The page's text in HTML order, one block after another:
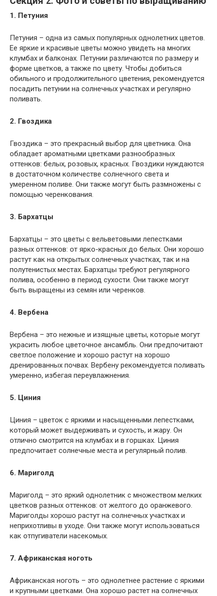
1. Петуния
Петуния – одна из самых популярных однолетних цветов.
Ее яркие и красивые цветы можно увидеть на многих
клумбах и балконах. Петунии различаются по размеру и
форме цветков, а также по цвету. Чтобы добиться
обильного и продолжительного цветения, рекомендуется
посадить петунии на солнечных участках и регулярно
поливать.
2. Гвоздика
Гвоздика – это прекрасный выбор для цветника. Она
обладает ароматными цветками разнообразных
оттенков: белых, розовых, красных. Гвоздики нуждаются
в достаточном количестве солнечного света и
умеренном поливе. Они также могут быть размножены с
помощью черенкования.
3. Бархатцы
Бархатцы – это цветы с вельветовыми лепестками
разных оттенков: от ярко-красных до белых. Они хорошо
растут как на открытых солнечных участках, так и на
полутенистых местах. Бархатцы требуют регулярного
полива, особенно в период сухости. Они также могут
быть выращены из семян или черенков.
4. Вербена
Вербена – это нежные и изящные цветы, которые могут
украсить любое цветочное ансамбль. Они предпочитают
светлое положение и хорошо растут на хорошо
дренированных почвах. Вербену рекомендуется поливать
умеренно, избегая переувлажнения.
5. Циния
Циния – цветок с яркими и насыщенными лепестками,
который может выдерживать и сухость, и жару. Он
отлично смотрится на клумбах и в горшках. Циния
предпочитает солнечные места и регулярный полив.
6. Мариголд
Мариголд – это яркий однолетник с множеством мелких
цветков разных оттенков: от желтого до оранжевого.
Мариголды хорошо растут на солнечных участках и
неприхотливы в уходе. Они также могут использоваться
как отпугиватели насекомых.
7. Африканская ноготь
Африканская ноготь – это однолетнее растение с яркими
и крупными цветками. Она хорошо растет на солнечных